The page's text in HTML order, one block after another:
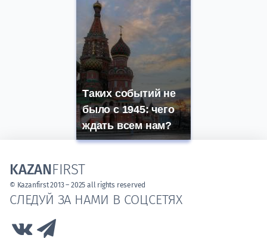
Таких событий не
было с 1945: чего
ждать всем нам?
СЛЕДУЙ ЗА НАМИ В СОЦСЕТЯХ
Link to Vk
KAZANFIRST
© Kazanfirst 2013 – 2025 all rights reserved